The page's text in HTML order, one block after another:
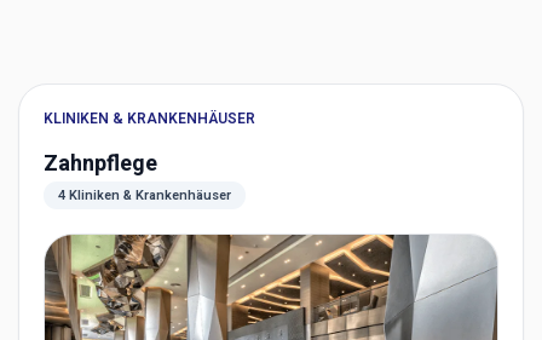
KLINIKEN & KRANKENHÄUSER
Zahnpflege
4 Kliniken & Krankenhäuser